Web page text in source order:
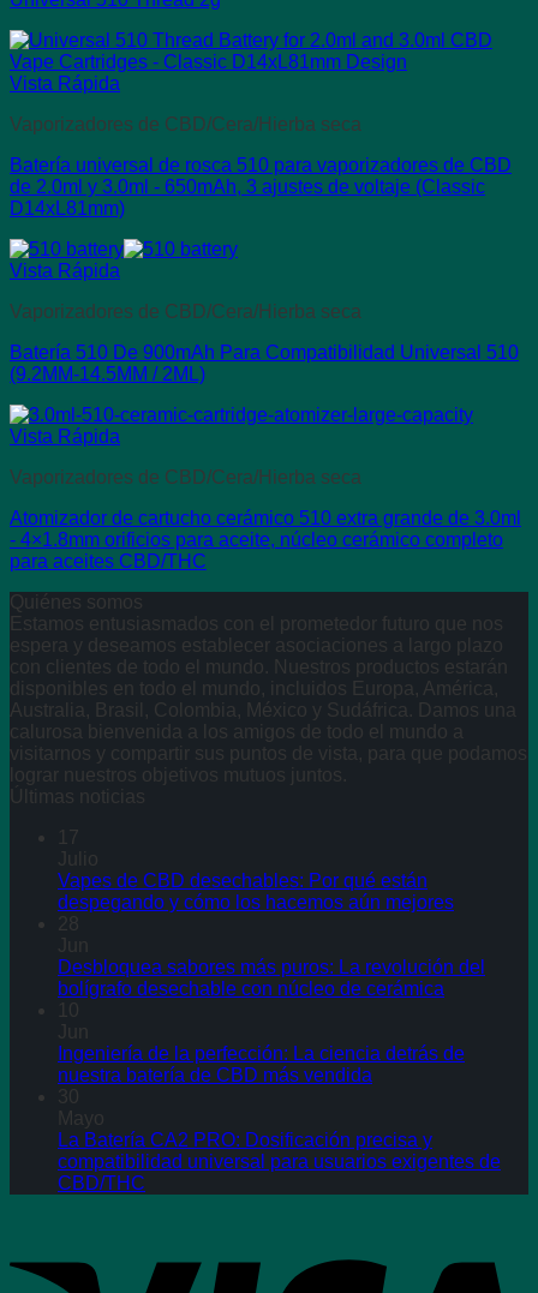
Vista Rápida
Vaporizadores de CBD/Cera/Hierba seca
Batería universal de rosca 510 para vaporizadores de CBD
de 2.0ml y 3.0ml - 650mAh, 3 ajustes de voltaje (Classic
D14xL81mm)
Vista Rápida
Vaporizadores de CBD/Cera/Hierba seca
Batería 510 De 900mAh Para Compatibilidad Universal 510
(9.2MM-14.5MM / 2ML)
Vista Rápida
Vaporizadores de CBD/Cera/Hierba seca
Atomizador de cartucho cerámico 510 extra grande de 3.0ml
- 4×1.8mm orificios para aceite, núcleo cerámico completo
para aceites CBD/THC
Quiénes somos
Estamos entusiasmados con el prometedor futuro que nos
espera y deseamos establecer asociaciones a largo plazo
con clientes de todo el mundo. Nuestros productos estarán
disponibles en todo el mundo, incluidos Europa, América,
Australia, Brasil, Colombia, México y Sudáfrica. Damos una
calurosa bienvenida a los amigos de todo el mundo a
visitarnos y compartir sus puntos de vista, para que podamos
lograr nuestros objetivos mutuos juntos.
Últimas noticias
17
Julio
Vapes de CBD desechables: Por qué están
despegando y cómo los hacemos aún mejores
28
Jun
Desbloquea sabores más puros: La revolución del
bolígrafo desechable con núcleo de cerámica
10
Jun
Ingeniería de la perfección: La ciencia detrás de
nuestra batería de CBD más vendida
30
Mayo
La Batería CA2 PRO: Dosificación precisa y
compatibilidad universal para usuarios exigentes de
CBD/THC